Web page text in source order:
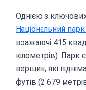
Однією з
Національний
вражаючі 415
кілометрів). Парк
вершин, які
футів (2 679